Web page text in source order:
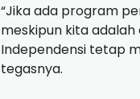
“Jika ada program
meskipun kita
Independensi tetap
tegasnya.